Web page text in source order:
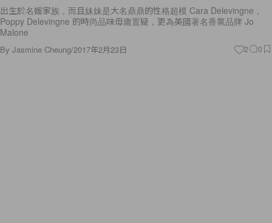
出生於名媛家族，而且妹妹是大名鼎鼎的性格超模 Cara Delevingne，
Poppy Delevingne 的時尚品味毋庸置疑，更為英國著名香氛品牌 Jo
Malone
By Jasmine Cheung/2017年2月23日 2 0